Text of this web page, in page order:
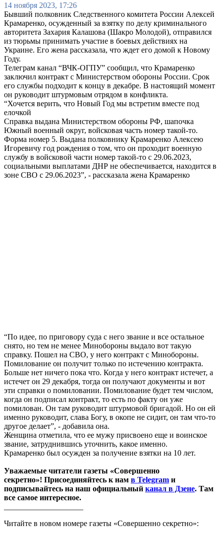
14 ноября 2023, 17:26
Бывший полковник Следственного комитета России Алексей
Крамаренко, осужденный за взятку по делу криминального
авторитета Захария Калашова (Шакро Молодой), отправился
из тюрьмы принимать участие в боевых действиях на
Украине. Его жена рассказала, что ждет его домой к Новому
Году.
Телеграм канал “ВЧК-ОГПУ” сообщил, что Крамаренко
заключил контракт с Министерством обороны России. Срок
его службы подходит к концу в декабре. В настоящий момент
он руководит штурмовым отрядом в конфликта.
“Хочется верить, что Новый Год мы встретим вместе под
елочкой
Справка выдана Министерством обороны РФ, шапочка
Южный военный округ, войсковая часть номер такой-то.
Форма номер 5. Выдана полковнику Крамаренко Алексею
Игоревичу год рождения о том, что он проходит военную
службу в войсковой части номер такой-то с 29.06.2023,
социальными выплатами ДНР не обеспечивается, находится в
зоне СВО с 29.06.2023”, - рассказала жена Крамаренко
“По идее, по приговору суда с него звание и все остальное
снято, но тем не менее Минобороны выдало вот такую
справку. Пошел на СВО, у него контракт с Минобороны.
Помилование он получит только по истечению контракта.
Больше нет ничего пока что. Когда у него контракт истечет, а
истечет он 29 декабря, тогда он получают документы и вот
эти справки о помиловании. Помилование будет тем числом,
когда он подписал контракт, то есть по факту он уже
помилован. Он там руководит штурмовой бригадой. Но он ей
именно руководит, слава Богу, в окопе не сидит, он там что-то
другое делает”, - добавила она.
Женщина отметила, что ее мужу присвоено еще и воинское
звание, затруднившись уточнить, какое именно.
Крамаренко был осужден за получение взятки на 10 лет.
Уважаемые читатели газеты «Совершенно
секретно»! Присоединяйтесь к нам в Telegram и
подписывайтесь на наш официальный канал в Дзене. Там
все самое интересное.
Читайте в новом номере газеты «Совершенно секретно»: